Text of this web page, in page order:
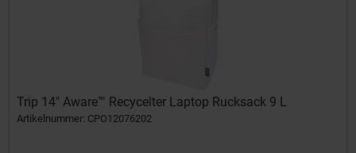
Trip 14" Aware™ Recycelter Laptop Rucksack 9 L
Artikelnummer: CPO12076202